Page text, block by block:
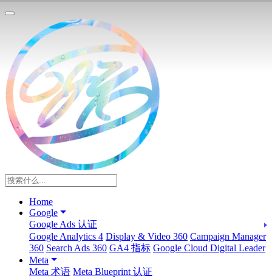
Home
Google
Google Ads 认证
Google Analytics 4 Display & Video 360 Campaign Manager
360 Search Ads 360 GA4 指标 Google Cloud Digital Leader
Meta
Meta 术语 Meta Blueprint 认证